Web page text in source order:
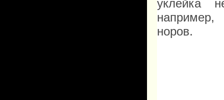
уклейка
норов.